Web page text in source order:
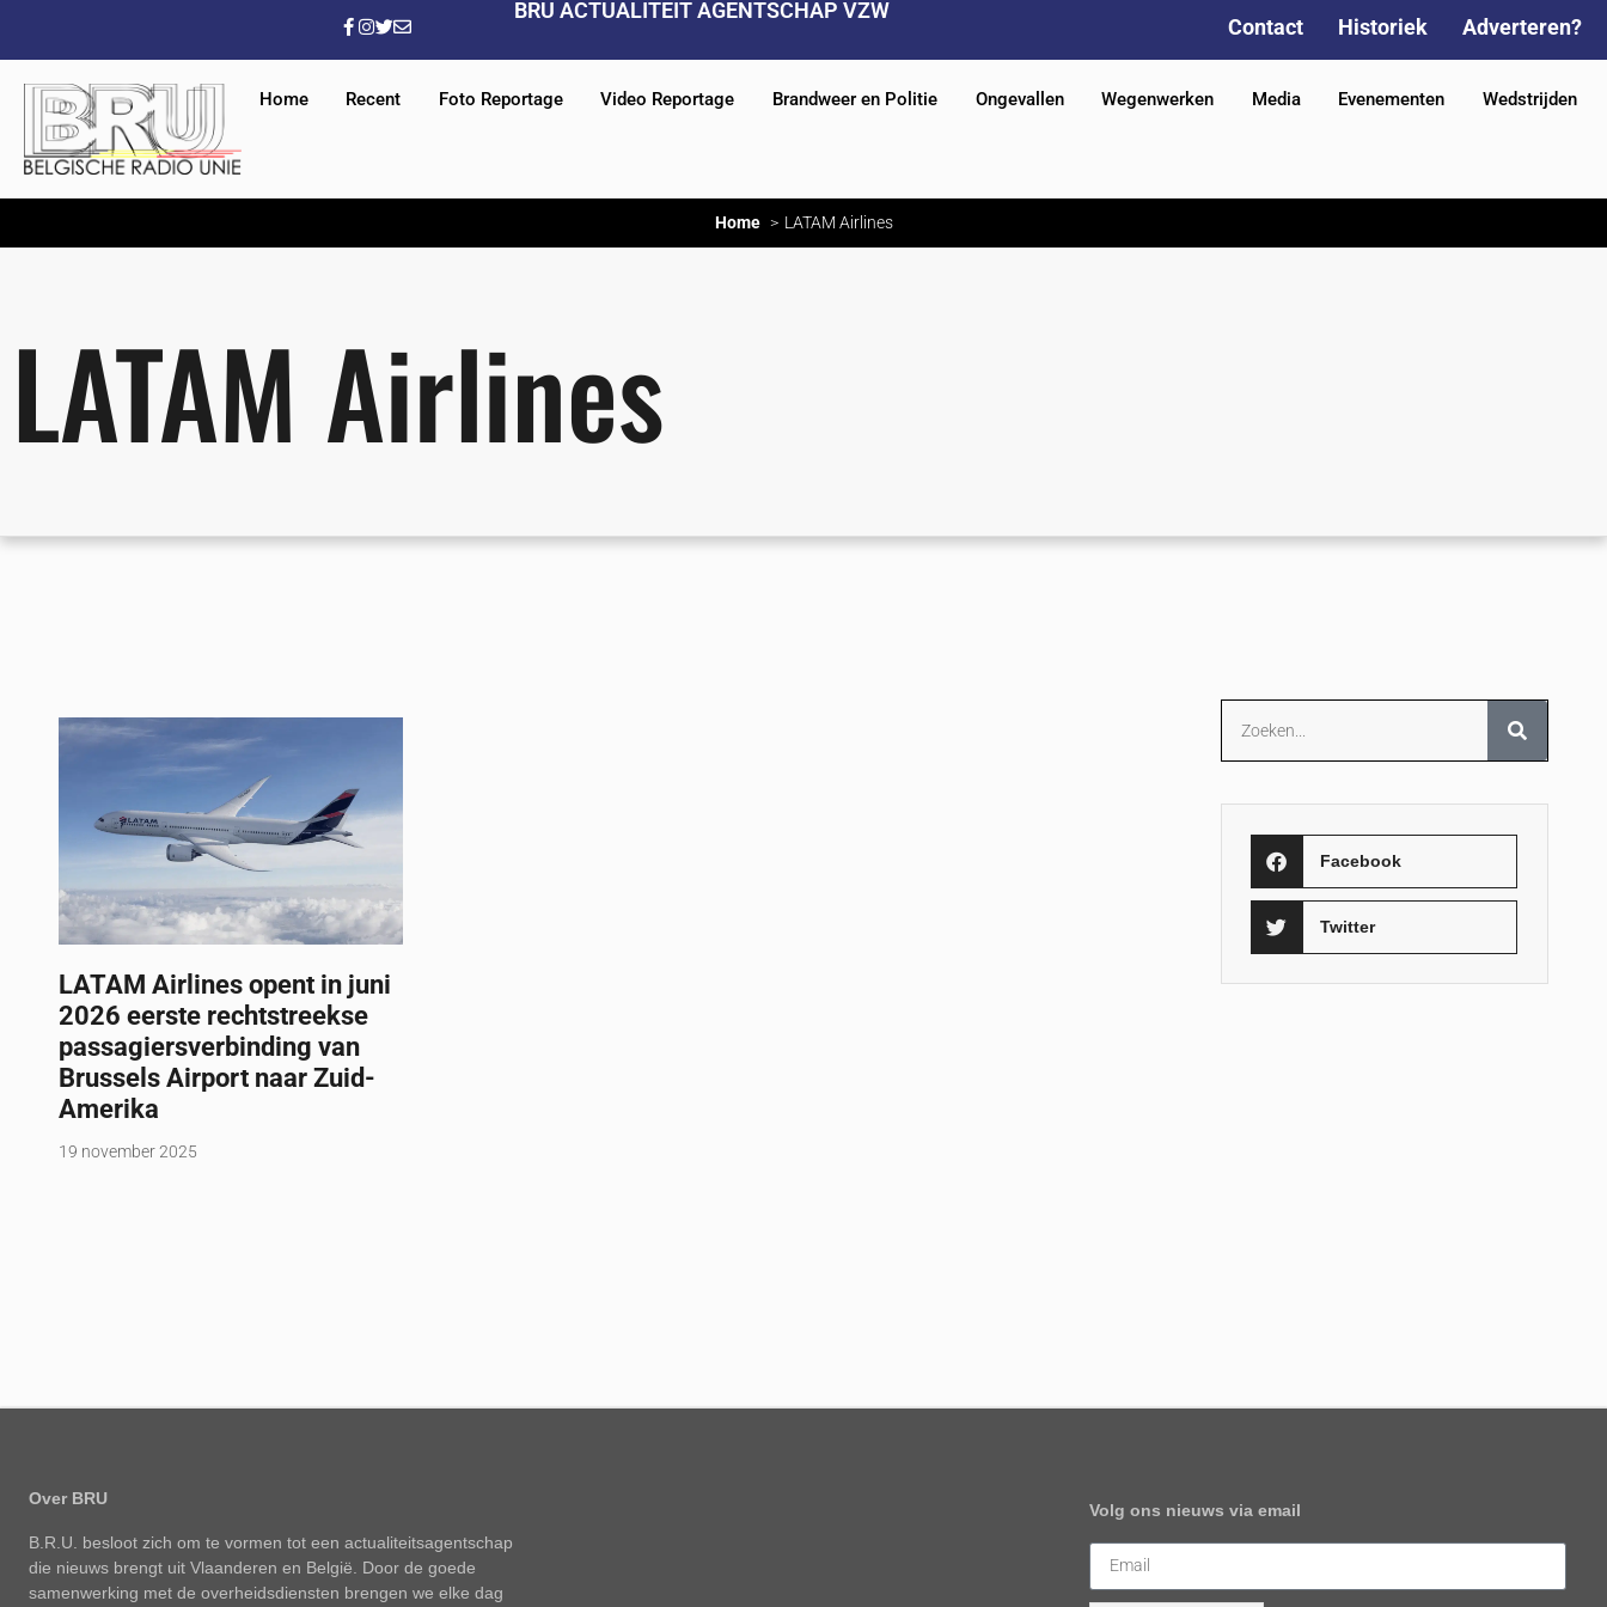
BRU ACTUALITEIT AGENTSCHAP VZW
Contact Historiek Adverteren?
Home Recent Foto Reportage Video Reportage Brandweer en Politie Ongevallen Wegenwerken Media Evenementen Wedstrijden
Home LATAM Airlines
LATAM Airlines
LATAM Airlines opent in juni
2026 eerste rechtstreekse
passagiersverbinding van
Brussels Airport naar Zuid-
Amerika
19 november 2025
Facebook
Twitter
Over BRU
B.R.U. besloot zich om te vormen tot een actualiteitsagentschap
die nieuws brengt uit Vlaanderen en België. Door de goede
samenwerking met de overheidsdiensten brengen we elke dag
Volg ons nieuws via email